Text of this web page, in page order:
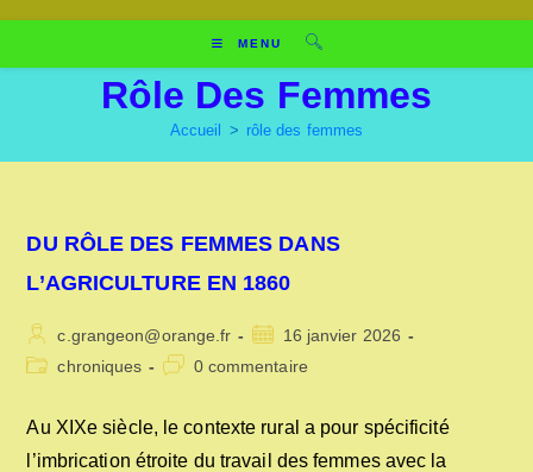
MENU
Rôle Des Femmes
Accueil > rôle des femmes
DU RÔLE DES FEMMES DANS
L’AGRICULTURE EN 1860
Auteur/autrice
de
c.grangeon@orange.fr
Publication
publiée :
16 janvier 2026
Postchroniques
Commentaires
publication :
0 commentaire
Au XIXe siècle, le contexte rural a pour spécificité
l’imbrication étroite du travail des femmes avec la